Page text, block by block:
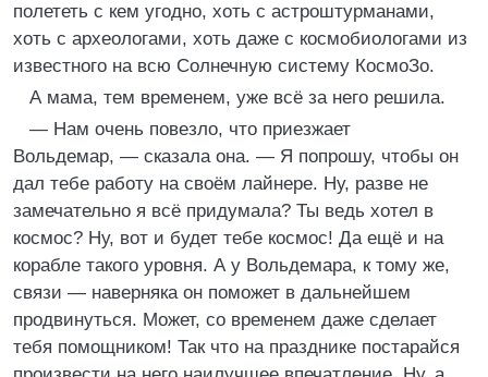
полететь с кем угодно, хоть с астроштурманами,
хоть с археологами, хоть даже с космобиологами из
известного на всю Солнечную систему КосмоЗо.
А мама, тем временем, уже всё за него решила.
— Нам очень повезло, что приезжает
Вольдемар, — сказала она. — Я попрошу, чтобы он
дал тебе работу на своём лайнере. Ну, разве не
замечательно я всё придумала? Ты ведь хотел в
космос? Ну, вот и будет тебе космос! Да ещё и на
корабле такого уровня. А у Вольдемара, к тому же,
связи — наверняка он поможет в дальнейшем
продвинуться. Может, со временем даже сделает
тебя помощником! Так что на празднике постарайся